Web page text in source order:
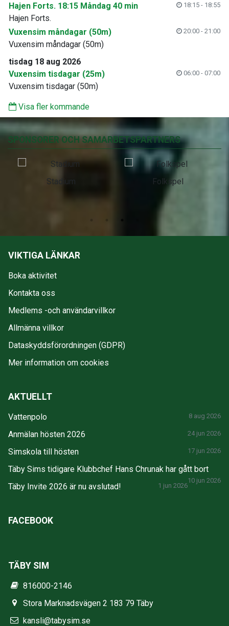
Hajen Forts. 18:15 Måndag 40 min
18:15 - 18:55
Hajen Forts.
Vuxensim måndagar (50m)
20:00 - 21:00
Vuxensim måndagar (50m)
tisdag 18 aug 2026
Vuxensim tisdagar (25m)
06:00 - 07:00
Vuxensim tisdagar (50m)
Visa fler kommande
SPONSORER OCH SAMARBETSPARTNERS
Stadium Folkspel
VIKTIGA LÄNKAR
Boka aktivitet
Kontakta oss
Medlems -och användarvillkor
Allmänna villkor
Dataskyddsförordningen (GDPR)
Mer information om cookies
AKTUELLT
Vattenpolo 8 aug 2026
Anmälan hösten 2026 24 jun 2026
Simskola till hösten 17 jun 2026
Täby Sims tidigare Klubbchef Hans Chrunak har gått bort
10 jun 2026
Täby Invite 2026 är nu avslutad! 1 jun 2026
FACEBOOK
TÄBY SIM
816000-2146
Stora Marknadsvägen 2 183 79 Täby
kansli@tabysim.se